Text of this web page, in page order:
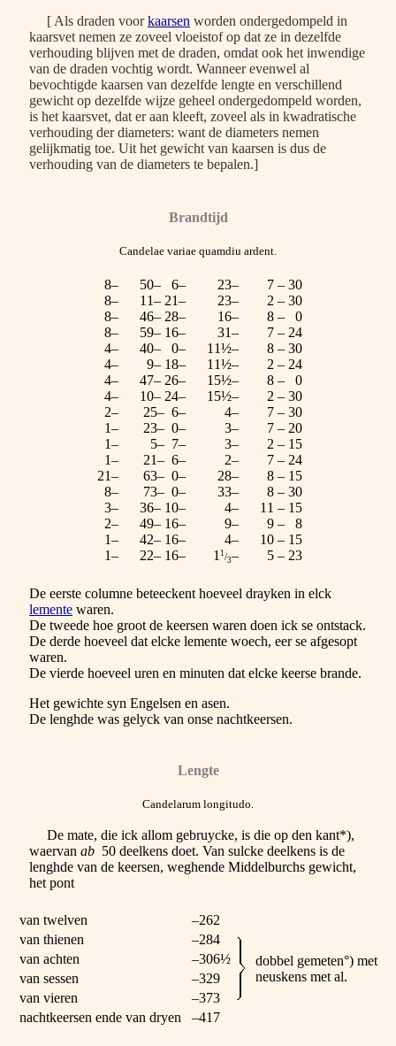
[ Als draden voorkaarsen worden ondergedompeld in
kaarsvet nemen ze zoveel vloeistof op dat ze in dezelfde
verhouding blijven met de draden, omdat ook het inwendige
van de draden vochtig wordt. Wanneer evenwel al
bevochtigde kaarsen van dezelfde lengte en verschillend
gewicht op dezelfde wijze geheel ondergedompeld worden,
is het kaarsvet, dat er aan kleeft, zoveel als in kwadratische
verhouding der diameters: want de diameters nemen
gelijkmatig toe. Uit het gewicht van kaarsen is dus de
verhouding van de diameters te bepalen.]
Brandtijd
Candelae variae quamdiu ardent.
8–
8–
8–
8–
4–
4–
4–
4–
2–
1–
1–
1–
21–
8–
3–
2–
1–
1–
50–
6–
11– 21–
46– 28–
59– 16–
40–
0–
9– 18–
47– 26–
10– 24–
25– 6–
23– 0–
5– 7–
21– 6–
63– 0–
73– 0–
36– 10–
49– 16–
42– 16–
22– 16–
23–
23–
16–
31–
11½–
11½–
15½–
15½–
4–
3–
3–
2–
28–
33–
4–
9–
4–
1 1/3–
7 – 30
2 – 30
8 –
0
7 – 24
8 – 30
2 – 24
8 –
0
2 – 30
7 – 30
7 – 20
2 – 15
7 – 24
8 – 15
8 – 30
11 – 15
9 –
8
10 – 15
5 – 23
De eerste columne beteeckent hoeveel drayken in elck
lemente waren.
De tweede hoe groot de keersen waren doen ick se ontstack.
De derde hoeveel dat elcke lemente woech, eer se afgesopt
waren.
De vierde hoeveel uren en minuten dat elcke keerse brande.
Het gewichte syn Engelsen en asen.
De lenghde was gelyck van onse nachtkeersen.
Lengte
Candelarum longitudo.
De mate, die ick allom gebruycke, is die op den kant*),
waervan ab 50 deelkens doet. Van sulcke deelkens is de
lenghde van de keersen, weghende Middelburchs gewicht,
het pont
van twelven –262
dobbel gemeten°) met
neuskens met al.
van thienen
–284
van achten
–306½
van sessen
–329
van vieren
–373
nachtkeersen ende van dryen
–417